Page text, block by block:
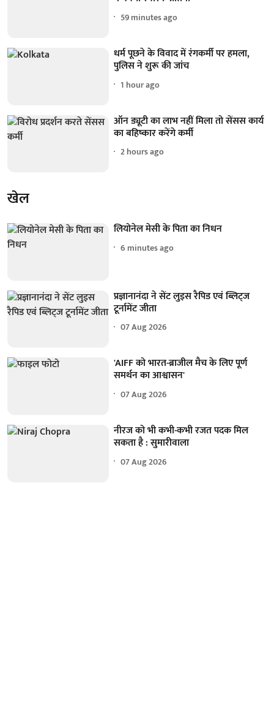
59 minutes ago
धर्म पूछने के विवाद में रंगकर्मी पर हमला,
पुलिस ने शुरू की जांच
1 hour ago
ऑन ड्यूटी का लाभ नहीं मिला तो सेंसस कार्य
का बहिष्कार करेंगे कर्मी
2 hours ago
खेल
लियोनेल मेसी के पिता का निधन
6 minutes ago
प्रज्ञानानंदा ने सेंट लुइस रैपिड एवं ब्लिट्ज
टूर्नामेंट जीता
07 Aug 2026
'AIFF को भारत-ब्राजील मैच के लिए पूर्ण
समर्थन का आश्वासन'
07 Aug 2026
नीरज को भी कभी-कभी रजत पदक मिल
सकता है : सुमारीवाला
07 Aug 2026